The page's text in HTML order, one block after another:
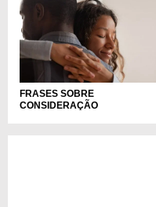
FRASES SOBRE
CONSIDERAÇÃO